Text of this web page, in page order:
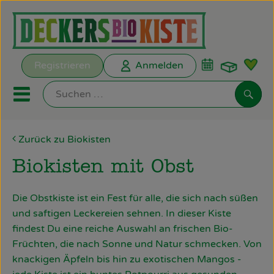
Registrieren Anmelden
Mobiles Menu öffnen oder
Biokisten
Kochkisten
ANGEBOTE
EMPFEHLUNGEN
Biokisten
Zurück zu Biokisten
Biokisten mit Obst
Die Obstkiste ist ein Fest für alle, die sich nach süßen
und saftigen Leckereien sehnen. In dieser Kiste
findest Du eine reiche Auswahl an frischen Bio-
Früchten, die nach Sonne und Natur schmecken. Von
knackigen Äpfeln bis hin zu exotischen Mangos -